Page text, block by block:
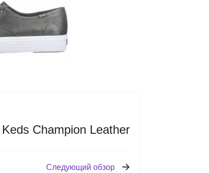
Keds Champion Leather
Следующий обзор